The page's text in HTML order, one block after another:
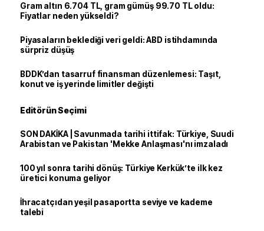
Gram altın 6.704 TL, gram gümüş 99.70 TL oldu:
Fiyatlar neden yükseldi?
Piyasaların beklediği veri geldi: ABD istihdamında
sürpriz düşüş
BDDK’dan tasarruf finansman düzenlemesi: Taşıt,
konut ve iş yerinde limitler değişti
Editörün Seçimi
SON DAKİKA | Savunmada tarihi ittifak: Türkiye, Suudi
Arabistan ve Pakistan 'Mekke Anlaşması'nı imzaladı
100 yıl sonra tarihi dönüş: Türkiye Kerkük’te ilk kez
üretici konuma geliyor
İhracatçıdan yeşil pasaportta seviye ve kademe
talebi